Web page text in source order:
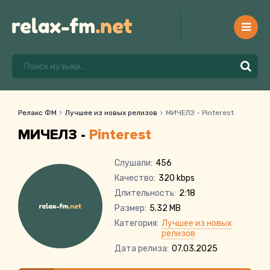
Релакс ФМ Лучшее из новых релизов МИЧЕЛЗ - Pinterest
МИЧЕЛЗ - Pinterest
Слушали: 456
Качество: 320 kbps
Длительность: 2:18
Размер: 5.32 MB
Категория: Лучшее из новых
релизов
Дата релиза: 07.03.2025